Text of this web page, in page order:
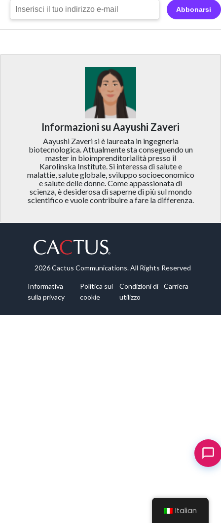
Abbonarsi
Informazioni su Aayushi Zaveri
Aayushi Zaveri si è laureata in ingegneria
biotecnologica. Attualmente sta conseguendo un
master in bioimprenditorialità presso il
Karolinska Institute. Si interessa di salute e
malattie, salute globale, sviluppo socioeconomico
e salute delle donne. Come appassionata di
scienza, è desiderosa di saperne di più sul mondo
scientifico e vuole contribuire a fare la differenza.
2026 Cactus Communications. All Rights Reserved
Informativa
sulla privacy
Politica sui
cookie
Condizioni di
utilizzo
Carriera
Italian